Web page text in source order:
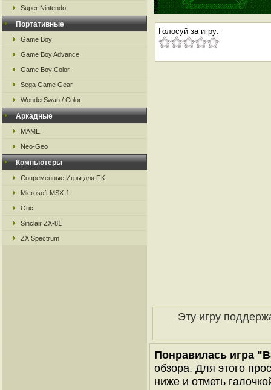
Super Nintendo
Портативные
Game Boy
Game Boy Advance
Game Boy Color
Sega Game Gear
WonderSwan / Color
Аркадные
MAME
Neo-Geo
Компьютеры
Современные Игры для ПК
Microsoft MSX-1
Oric
Sinclair ZX-81
ZX Spectrum
Голосуй за игру:
Эту игру
Понравилась игра
обзора. Для этого
ниже и отметь